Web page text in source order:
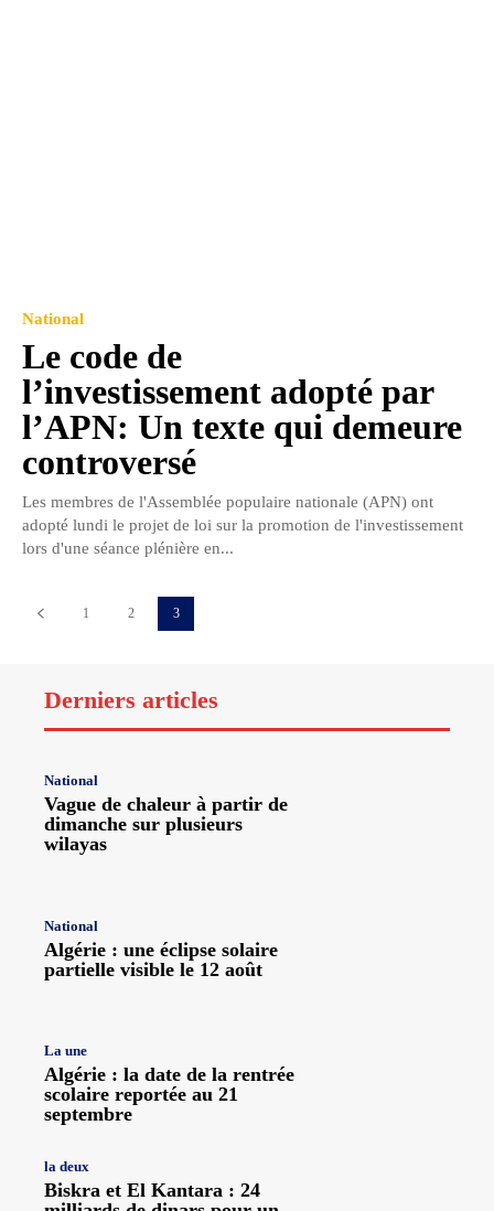
National
Le code de
l’investissement adopté par
l’APN: Un texte qui demeure
controversé
Les membres de l'Assemblée populaire nationale (APN) ont
adopté lundi le projet de loi sur la promotion de l'investissement
lors d'une séance plénière en...
1 2 3
Derniers articles
National
Vague de chaleur à partir de
dimanche sur plusieurs
wilayas
National
Algérie : une éclipse solaire
partielle visible le 12 août
La une
Algérie : la date de la rentrée
scolaire reportée au 21
septembre
la deux
Biskra et El Kantara : 24